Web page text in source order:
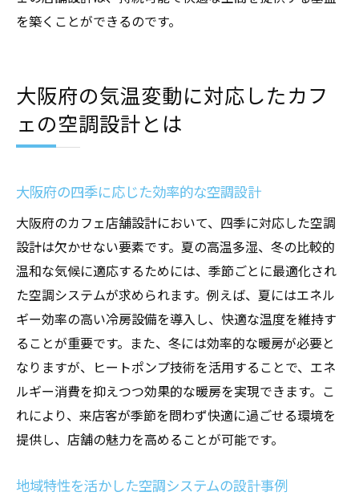
を築くことができるのです。
大阪府の気温変動に対応したカフ
ェの空調設計とは
大阪府の四季に応じた効率的な空調設計
大阪府のカフェ店舗設計において、四季に対応した空調
設計は欠かせない要素です。夏の高温多湿、冬の比較的
温和な気候に適応するためには、季節ごとに最適化され
た空調システムが求められます。例えば、夏にはエネル
ギー効率の高い冷房設備を導入し、快適な温度を維持す
ることが重要です。また、冬には効率的な暖房が必要と
なりますが、ヒートポンプ技術を活用することで、エネ
ルギー消費を抑えつつ効果的な暖房を実現できます。こ
れにより、来店客が季節を問わず快適に過ごせる環境を
提供し、店舗の魅力を高めることが可能です。
地域特性を活かした空調システムの設計事例